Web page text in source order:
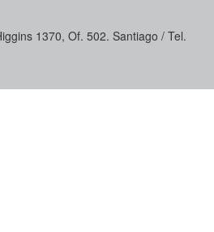
1370, Of. 502. Santiago / Tel.